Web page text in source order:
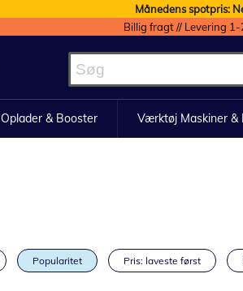
Månedens spotpris:
Billig fragt // Levering
Oplader & Booster Værktøj Maskiner &
Popularitet Pris: laveste først